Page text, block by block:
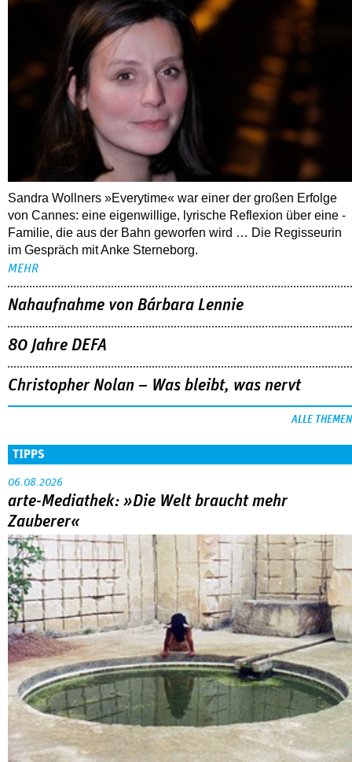
Sandra Wollners »Everytime« war einer der großen Erfolge
von Cannes: eine eigenwillige, lyrische Reflexion über eine ­
Familie, die aus der Bahn geworfen wird … Die Regisseurin
im Gespräch mit Anke Sterneborg.
MEHR
Nahaufnahme von Bárbara Lennie
80 Jahre DEFA
Christopher Nolan – Was bleibt, was nervt
ALLE THEMEN
TIPPS
06.08.2026
arte-Mediathek: »Die Welt braucht mehr
Zauberer«